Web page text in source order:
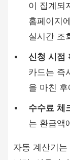
이 집계되
홈페이지
실시간 조
신청 시점
카드는 즉
을 마친
수수료 체
는 환급액
자동 계산기